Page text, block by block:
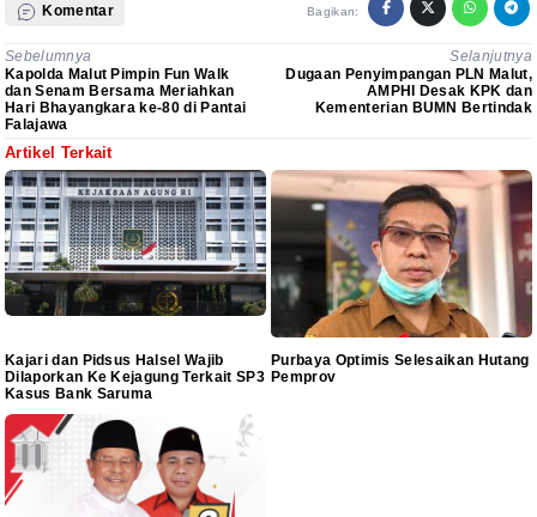
Komentar Bagikan:
Sebelumnya
Kapolda Malut Pimpin Fun Walk
dan Senam Bersama Meriahkan
Hari Bhayangkara ke-80 di Pantai
Falajawa
Selanjutnya
Dugaan Penyimpangan PLN Malut,
AMPHI Desak KPK dan
Kementerian BUMN Bertindak
Artikel Terkait
Kajari dan Pidsus Halsel Wajib
Dilaporkan Ke Kejagung Terkait SP3
Kasus Bank Saruma
Purbaya Optimis Selesaikan Hutang
Pemprov